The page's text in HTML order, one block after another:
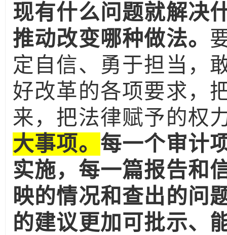
现有什么问题就解决
推动改变哪种做法。
定自信、勇于担当，
好改革的各项要求，
来，把法律赋予的权
大事项。 每一个审计
实施，每一篇报告和
映的情况和查出的问
的建议更加可批示、